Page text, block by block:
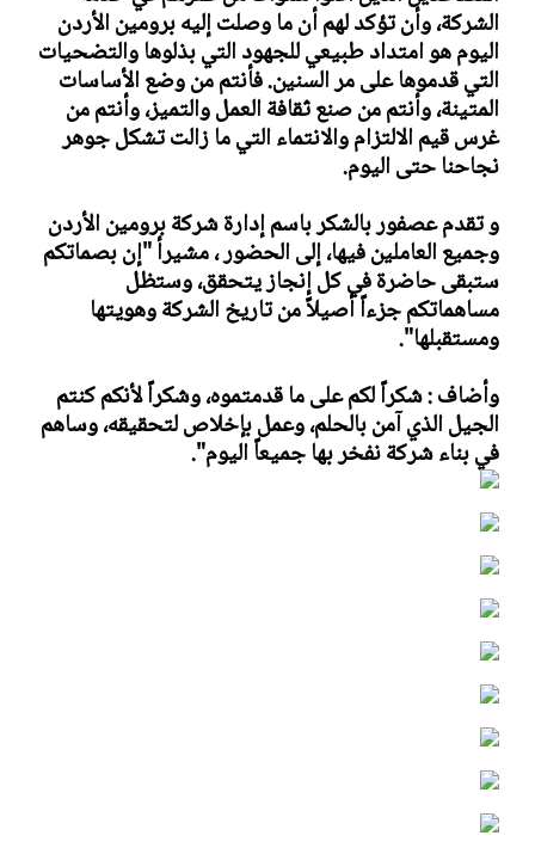
الشركة، وأن تؤكد لهم أن ما وصلت إليه برومين الأردن
اليوم هو امتداد طبيعي للجهود التي بذلوها والتضحيات
التي قدموها على مر السنين. فأنتم من وضع الأساسات
المتينة، وأنتم من صنع ثقافة العمل والتميز، وأنتم من
غرس قيم الالتزام والانتماء التي ما زالت تشكل جوهر
نجاحنا حتى اليوم.
و تقدم عصفور بالشكر باسم إدارة شركة برومين الأردن
وجميع العاملين فيها، إلى الحضور ، مشيرأ "إن بصماتكم
ستبقى حاضرة في كل إنجاز يتحقق، وستظل
مساهماتكم جزءاً أصيلاً من تاريخ الشركة وهويتها
ومستقبلها".
وأضاف : شكراً لكم على ما قدمتموه، وشكراً لأنكم كنتم
الجيل الذي آمن بالحلم، وعمل بإخلاص لتحقيقه، وساهم
في بناء شركة نفخر بها جميعاً اليوم".